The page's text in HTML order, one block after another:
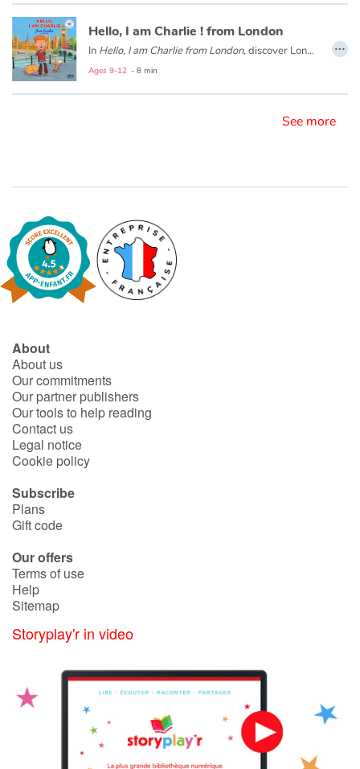
Learn french with Storyplay'r
French book lists for children
Reading for children
Hello, I am Charlie ! from London
In Hello, I am Charlie from London, discover London with Charlie, an eight-year-old English boy. Meet his family and friends, visit his school and his city with Big Ben, double-decker buses, Buckingham Palace...
Ages 9-12 - 8 min
…
See more
About
About us
Our commitments
Our partner publishers
Our tools to help reading
Contact us
Legal notice
Cookie policy
Subscribe
Plans
Gift code
Our offers
Terms of use
Help
Sitemap
Storyplay'r in video